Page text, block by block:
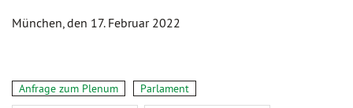
München, den 17. Februar 2022
Anfrage zum Plenum Parlament